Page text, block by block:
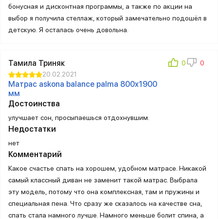
бонусная и дисконтная программы, а также по акции на
выбор я получила стеллаж, который замечательно подошёл в
детскую. Я осталась очень довольна.
Тамила Триняк
20.02.2021
Матрас askona balance palma 800х1900
мм
Достоинства
улучшает сон, просыпаешься отдохнувшим.
Недостатки
нет
Комментарий
Какое счастье спать на хорошем, удобном матрасе. Никакой
самый классный диван не заменит такой матрас. Выбрала
эту модель, потому что она комплексная, там и пружины и
специальная пена. Что сразу же сказалось на качестве сна,
спать стала намного лучше. Намного меньше болит спина, а